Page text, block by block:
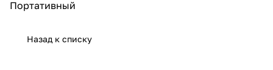
Портативный
Назад к списку